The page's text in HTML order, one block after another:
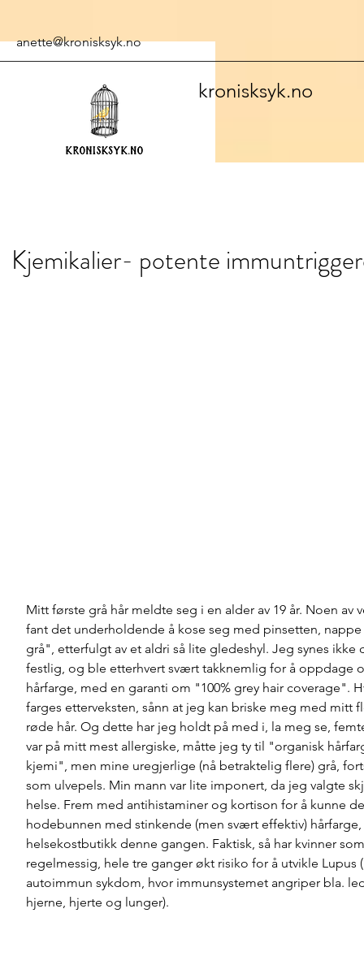
anette@kronisksyk.no
kronisksyk.no
Kjemikalier- potente
Mitt første grå hår meldte seg i en alder av 19 år. Noen av
fant det underholdende å kose seg med pinsetten,
grå", etterfulgt av et aldri så lite gledeshyl. Jeg synes ikke
festlig, og ble etterhvert svært takknemlig for å oppdage
hårfarge, med en garanti om "100% grey hair coverage".
farges etterveksten, sånn at jeg kan briske meg med mitt
røde hår. Og dette har jeg holdt på med i, la meg se,
var på mitt mest allergiske, måtte jeg ty til "organisk
kjemi", men mine uregjerlige (nå betraktelig flere) grå,
som ulvepels. Min mann var lite imponert, da jeg valgte
helse. Frem med antihistaminer og kortison for å kunne
hodebunnen med stinkende (men svært effektiv)
helsekostbutikk denne gangen. Faktisk, så har kvinner
regelmessig, hele tre ganger økt risiko for å utvikle Lupus
autoimmun sykdom, hvor immunsystemet angriper bla.
hjerne, hjerte og lunger).